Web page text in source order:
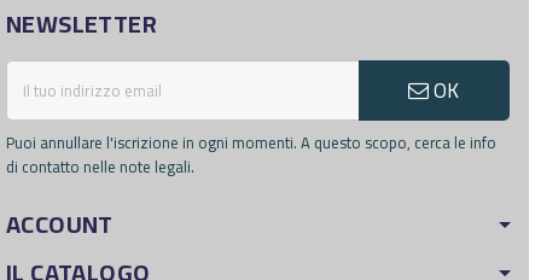
NEWSLETTER
OK
Puoi annullare l'iscrizione in ogni momenti. A questo scopo, cerca le info
di contatto nelle note legali.
ACCOUNT